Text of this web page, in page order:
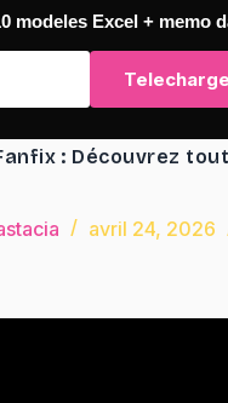
: Découvrez
avril 24, 2026
modeles Excel + memo